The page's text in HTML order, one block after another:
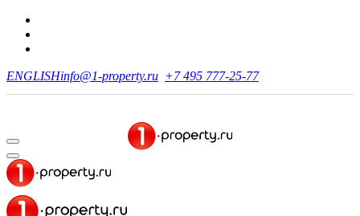
ENGLISHinfo@1-property.ru +7 495 777-25-77